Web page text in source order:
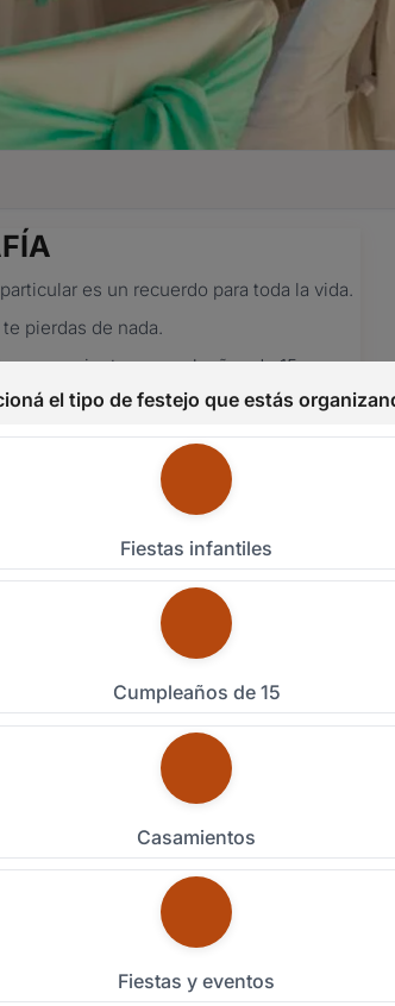
el tipo de festejo que estás
Fiestas infantiles
Cumpleaños de 15
Casamientos
Fiestas y eventos
es un recuerdo para toda la vida.
pierdas de nada.
casamientos, cumpleaños de 15,
y sello de calidad.
sus alrededores.
Ver todas
(+13)